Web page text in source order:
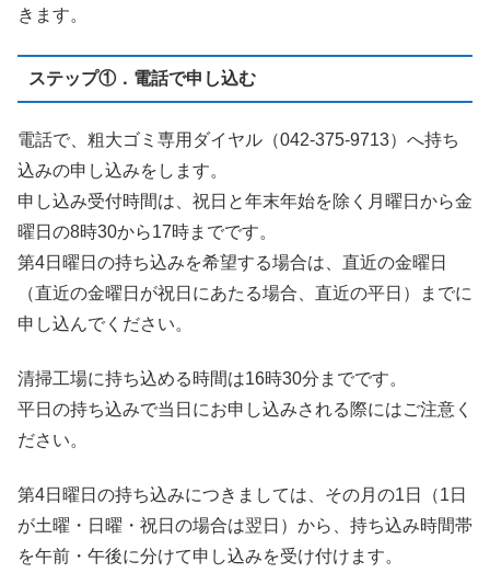
きます。
ステップ①．電話で申し込む
電話で、粗大ゴミ専用ダイヤル（042-375-9713）へ持ち
込みの申し込みをします。
申し込み受付時間は、祝日と年末年始を除く月曜日から金
曜日の8時30から17時までです。
第4日曜日の持ち込みを希望する場合は、直近の金曜日
（直近の金曜日が祝日にあたる場合、直近の平日）までに
申し込んでください。
清掃工場に持ち込める時間は16時30分までです。
平日の持ち込みで当日にお申し込みされる際にはご注意く
ださい。
第4日曜日の持ち込みにつきましては、その月の1日（1日
が土曜・日曜・祝日の場合は翌日）から、持ち込み時間帯
を午前・午後に分けて申し込みを受け付けます。